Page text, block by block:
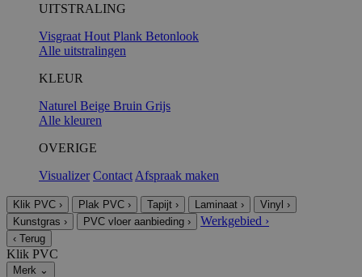
UITSTRALING
Visgraat Hout Plank Betonlook
Alle uitstralingen
KLEUR
Naturel Beige Bruin Grijs
Alle kleuren
OVERIGE
Visualizer Contact Afspraak maken
Klik PVC › Plak PVC › Tapijt › Laminaat › Vinyl ›
Kunstgras › PVC vloer aanbieding › Werkgebied ›
‹ Terug
Klik PVC
Merk ⌄